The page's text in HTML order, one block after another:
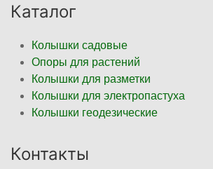
Каталог
Колышки садовые
Опоры для растений
Колышки для разметки
Колышки для электропастуха
Колышки геодезические
Контакты